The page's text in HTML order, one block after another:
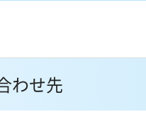
わせ先